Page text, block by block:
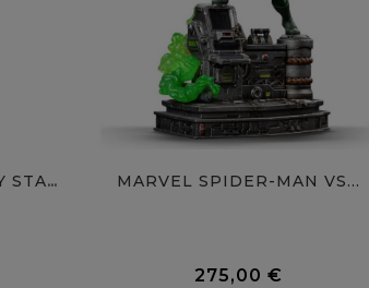
MARVEL COMIC GALLERY STATUE... MARVEL SPIDER-MAN VS...
275,00 €